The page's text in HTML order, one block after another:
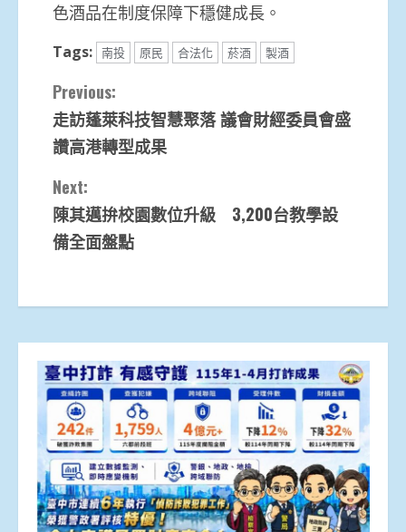
色酒品在制度保障下穩健成長。
Tags: 南投 原民 合法化 菸酒 製酒
Continue
Reading
Previous:
走訪蓬萊科技智慧聚落 議會財經委員會盛
讚高港轉型成果
Next:
陳其邁拚校園數位升級 3,200台教學設
備全面盤點